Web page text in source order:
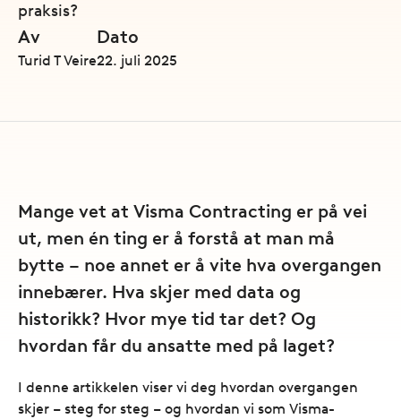
praksis?
Av
Turid T Veire
Dato
22. juli 2025
Mange vet at Visma Contracting er på vei
ut, men én ting er å forstå at man må
bytte – noe annet er å vite hva overgangen
innebærer. Hva skjer med data og
historikk? Hvor mye tid tar det? Og
hvordan får du ansatte med på laget?
I denne artikkelen viser vi deg hvordan overgangen
skjer – steg for steg – og hvordan vi som Visma-